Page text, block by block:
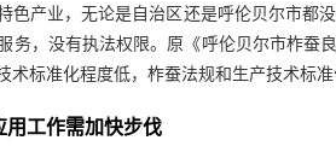
色产业，无论是自治区还是呼伦贝尔市都
务，没有执法权限。原《呼伦贝尔市柞蚕
术标准化程度低，柞蚕法规和生产技术标
用工作需加快步伐